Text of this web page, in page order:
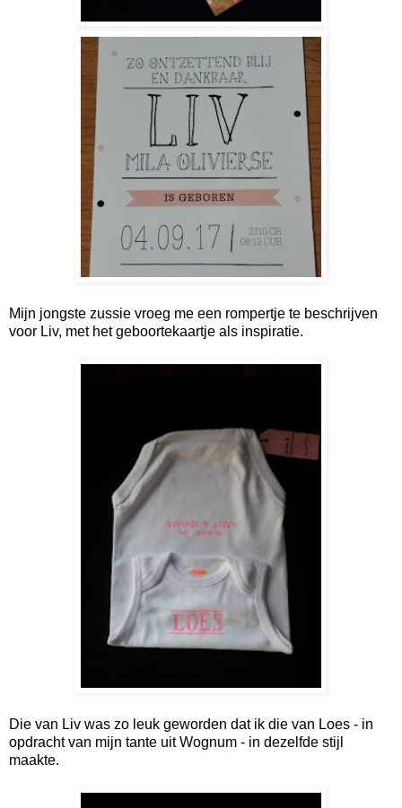
Mijn jongste zussie vroeg me een rompertje te beschrijven
voor Liv, met het geboortekaartje als inspiratie.
Die van Liv was zo leuk geworden dat ik die van Loes - in
opdracht van mijn tante uit Wognum - in dezelfde stijl
maakte.